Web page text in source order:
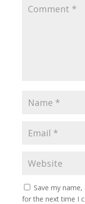
Save my
for the next time I